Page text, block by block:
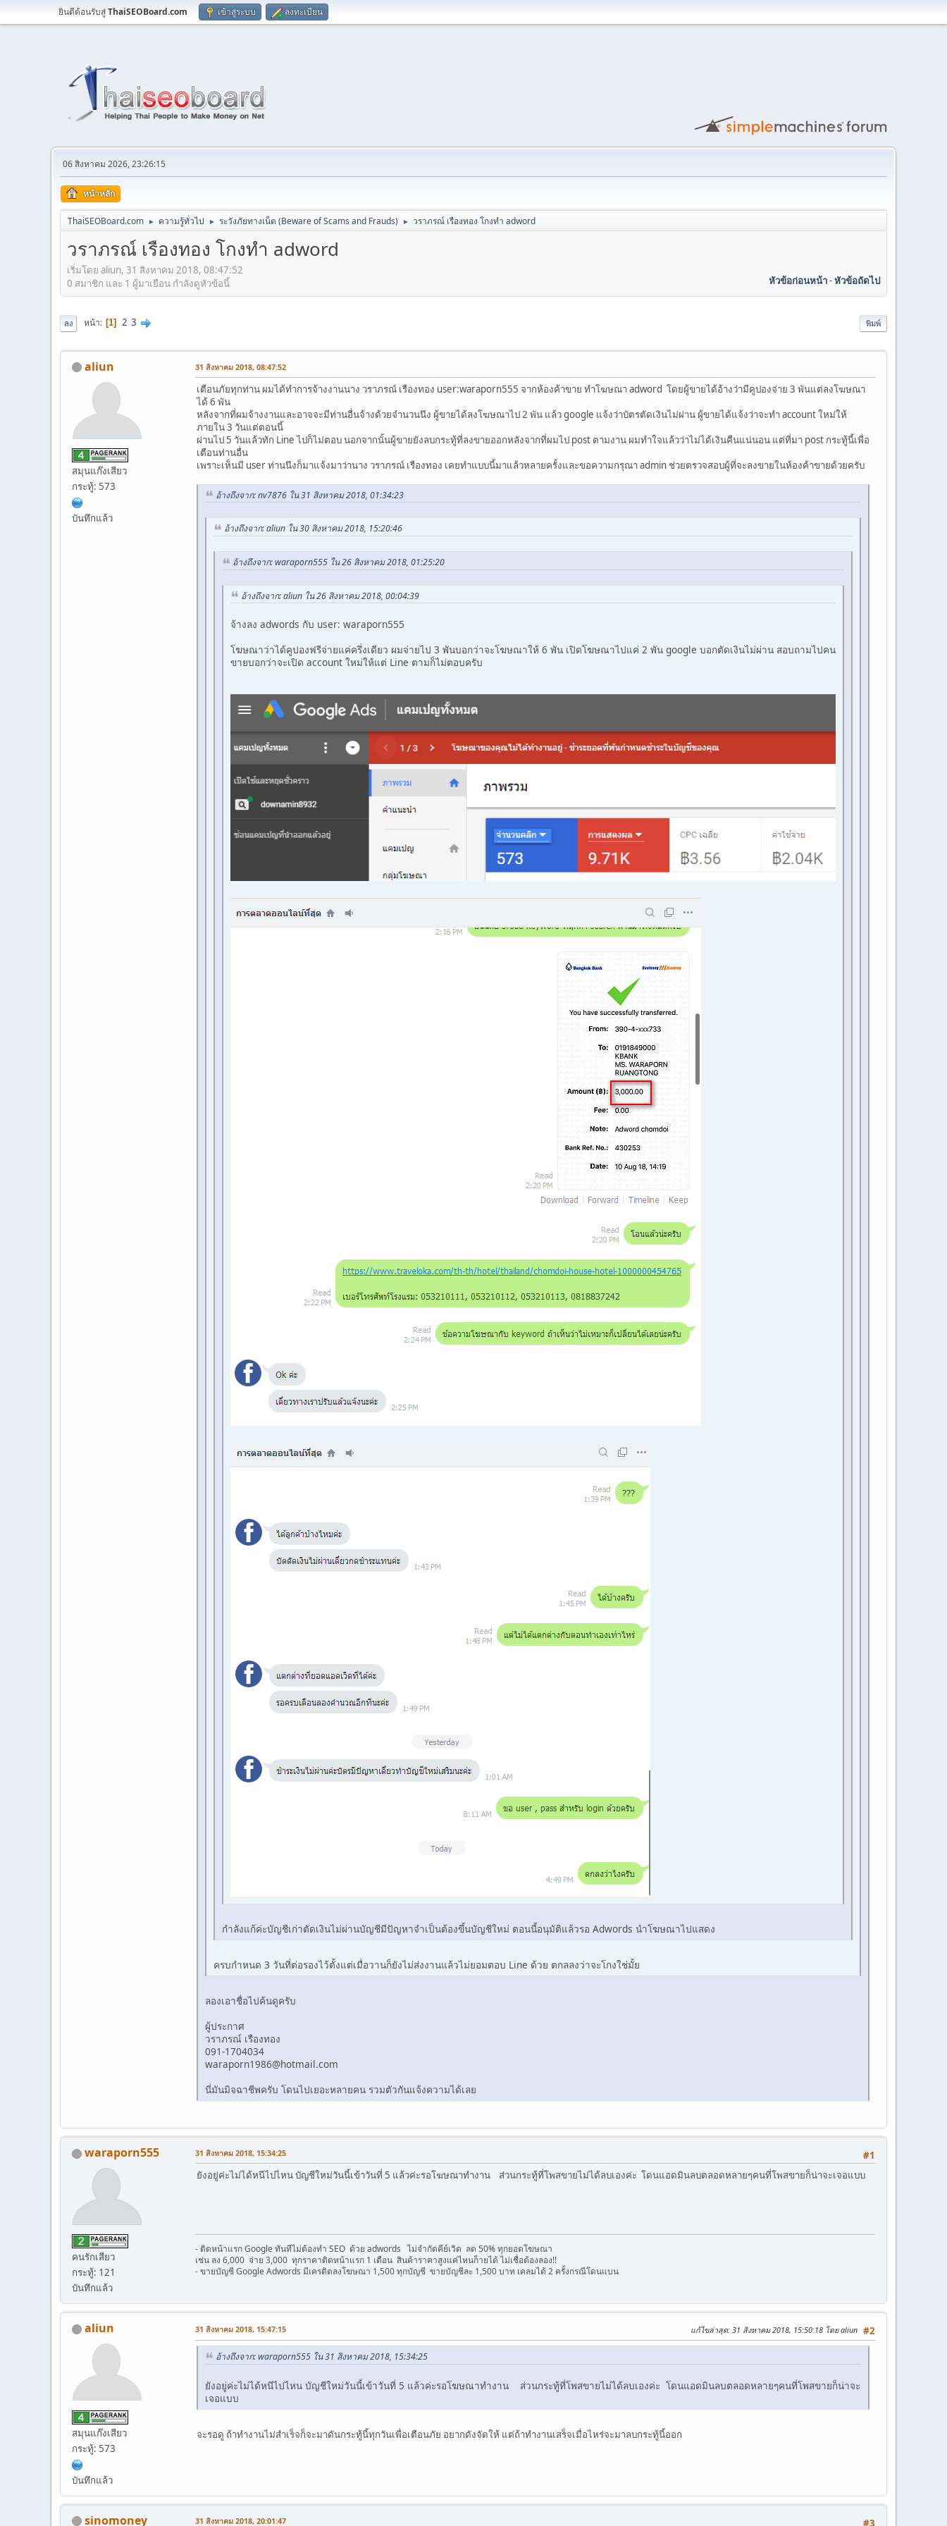
ยินดีต้อนรับสู่ThaiSEOBoard.com เข้าสู่ระบบ ลงทะเบียน
06 สิงหาคม 2026, 23:26:15
หน้าหลัก
ThaiSEOBoard.com ► ความรู้ทั่วไป ► ระวังภัยทางเน็ต (Beware of Scams and Frauds) ► วราภรณ์ เรืองทอง โกงทำ adword
วราภรณ์ เรืองทอง โกงทำ adword
เริ่มโดย aliun, 31 สิงหาคม 2018, 08:47:52
หัวข้อก่อนหน้า-หัวข้อถัดไป
0 สมาชิก และ 1 ผู้มาเยือน กำลังดูหัวข้อนี้
พิมพ์
ลง หน้า 1 2 3
aliun
สมุนแก๊งเสียว
กระทู้: 573
บันทึกแล้ว
31 สิงหาคม 2018, 08:47:52
เตือนภัยทุกท่าน ผมได้ทำการจ้างงานนาง วราภรณ์ เรืองทอง user:waraporn555 จากห้องค้าขาย ทำโฆษณา adword โดยผู้ขายได้อ้างว่ามีคูปองจ่าย 3 พันแต่ลงโฆษณา
ได้ 6 พัน
หลังจากที่ผมจ้างงานและอาจจะมีท่านอื่นจ้างด้วยจำนวนนึง ผู้ขายได้ลงโฆษณาไป 2 พัน แล้ว google แจ้งว่าบัตรตัดเงินไม่ผ่าน ผู้ขายได้แจ้งว่าจะทำ account ใหม่ให้
ภายใน 3 วันแต่ตอนนี้
ผ่านไป 5 วันแล้วทัก Line ไปก็ไม่ตอบ นอกจากนั้นผู้ขายยังลบกระทู้ที่ลงขายออกหลังจากที่ผมไป post ตามงาน ผมทำใจแล้วว่าไม่ได้เงินคืนแน่นอน แต่ที่มา post กระทู้นี้เพื่อ
เตือนท่านอื่น
เพราะเห็นมี user ท่านนึงก็มาแจ้งมาว่านาง วราภรณ์ เรืองทอง เคยทำแบบนี้มาแล้วหลายครั้งและขอความกรุณา admin ช่วยตรวจสอบผู้ที่จะลงขายในห้องค้าขายด้วยครับ
อ้างถึงจาก: nv7876 ใน 31 สิงหาคม 2018, 01:34:23
อ้างถึงจาก: aliun ใน 30 สิงหาคม 2018, 15:20:46
อ้างถึงจาก: waraporn555 ใน 26 สิงหาคม 2018, 01:25:20
อ้างถึงจาก: aliun ใน 26 สิงหาคม 2018, 00:04:39
จ้างลง adwords กับ user: waraporn555
โฆษณาว่าได้คูปองฟรีจ่ายแค่ครึ่งเดียว ผมจ่ายไป 3 พันบอกว่าจะโฆษณาให้ 6 พัน เปิดโฆษณาไปแค่ 2 พัน google บอกตัดเงินไม่ผ่าน สอบถามไปคน
ขายบอกว่าจะเปิด account ใหม่ให้แต่ Line ตามก็ไม่ตอบครับ
กำลังแก้ค่ะบัญชีเก่าตัดเงินไม่ผ่านบัญชีมีปัญหาจำเป็นต้องขึ้นบัญชีใหม่ ตอนนี้อนุมัติแล้วรอ Adwords นำโฆษณาไปแสดง
ครบกำหนด 3 วันที่ต่อรองไว้ตั้งแต่เมื่อวานก็ยังไม่ส่งงานแล้วไม่ยอมตอบ Line ด้วย ตกลลงว่าจะโกงใช่มั้ย
ลองเอาชื่อไปค้นดูครับ
ผู้ประกาศ
วราภรณ์ เรืองทอง
091-1704034
waraporn1986@hotmail.com
นี่มันมิจฉาชีพครับ โดนไปเยอะหลายคน รวมตัวกันแจ้งความได้เลย
waraporn555
คนรักเสียว
กระทู้: 121
บันทึกแล้ว
#1
31 สิงหาคม 2018, 15:34:25
ยังอยู่ค่ะไม่ได้หนีไปไหน บัญชีใหม่วันนี้เข้าวันที่ 5 แล้วค่ะรอโฆษณาทำงาน ส่วนกระทู้ที่โพสขายไม่ได้ลบเองค่ะ โดนแอดมินลบตลอดหลายๆคนที่โพสขายก็น่าจะเจอแบบ
- ติดหน้าแรก Google ทันทีไม่ต้องทำ SEO ด้วย adwords ไม่จำกัดคีย์เวิด ลด 50% ทุกยอดโฆษณา
เช่น ลง 6,000 จ่าย 3,000 ทุกราคาติดหน้าแรก 1 เดือน สินค้าราคาสูงแค่ไหนก็ายได้ ไม่เชื่อต้องลอง!!
- ขายบัญชี Google Adwords มีเครดิตลงโฆษณา 1,500 ทุกบัญชี ขายบัญชีละ 1,500 บาท เคลมได้ 2 ครั้งกรณีโดนแบน
aliun
สมุนแก๊งเสียว
กระทู้: 573
บันทึกแล้ว
#2
31 สิงหาคม 2018, 15:47:15 แก้ไขล่าสุด: 31 สิงหาคม 2018, 15:50:18 โดย aliun
อ้างถึงจาก: waraporn555 ใน 31 สิงหาคม 2018, 15:34:25
ยังอยู่ค่ะไม่ได้หนีไปไหน บัญชีใหม่วันนี้เข้าวันที่ 5 แล้วค่ะรอโฆษณาทำงาน ส่วนกระทู้ที่โพสขายไม่ได้ลบเองค่ะ โดนแอดมินลบตลอดหลายๆคนที่โพสขายก็น่าจะ
เจอแบบ
จะรอดู ถ้าทำงานไม่สำเร็จก็จะมาดันกระทู้นี้ทุกวันเพื่อเตือนภัย อยากดังจัดให้ แต่ถ้าทำงานเสร็จเมื่อไหร่จะมาลบกระทู้นี้ออก
sinomoney #3
31 สิงหาคม 2018, 20:01:47